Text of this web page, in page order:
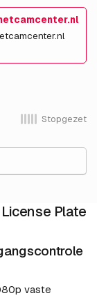
Stopgezet
Plate
vaste